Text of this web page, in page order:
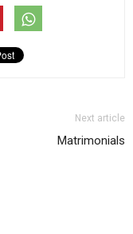
Next article
Matrimonials